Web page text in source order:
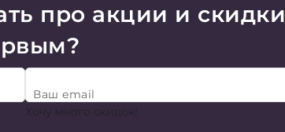
про акции и скидки
Ваш email
Хочу много скидок!